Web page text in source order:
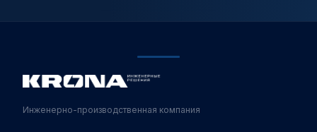
Инженерно-производственная компания